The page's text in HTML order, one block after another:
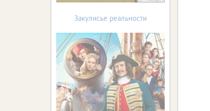
Закулисье реальности